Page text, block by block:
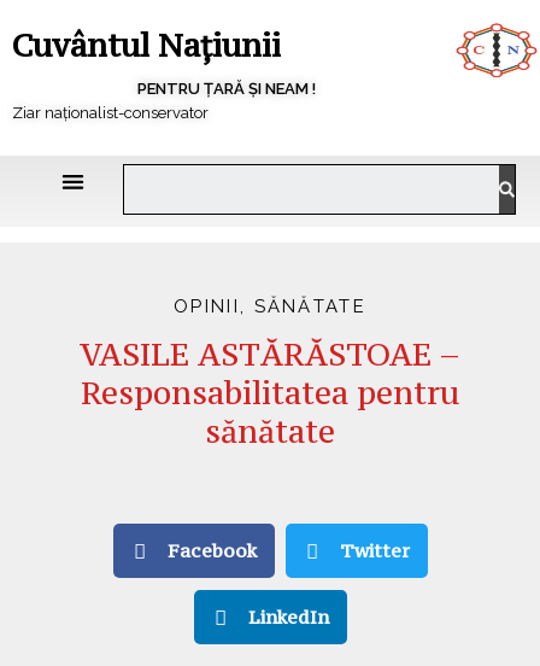
Cuvântul Națiunii
PENTRU ȚARĂ ȘI NEAM !
Ziar naționalist-conservator
OPINII, SĂNĂTATE
VASILE ASTĂRĂSTOAE –
Responsabilitatea pentru
sănătate
Facebook Twitter
LinkedIn